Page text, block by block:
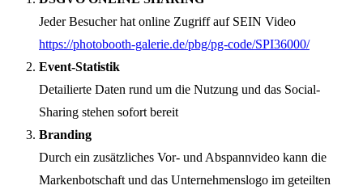
Jeder Besucher hat online Zugriff auf SEIN Video
https://photobooth-galerie.de/pbg/pg-code/SPI36000/
Event-Statistik
Detailierte Daten rund um die Nutzung und das Social-
Sharing stehen sofort bereit
Branding
Durch ein zusätzliches Vor- und Abspannvideo kann die
Markenbotschaft und das Unternehmenslogo im geteilten